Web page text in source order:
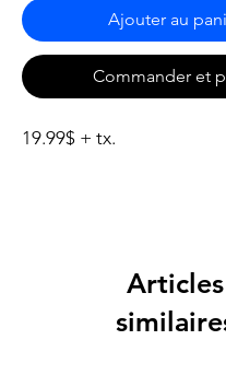
Ajouter au
Commander et
19.99$ + tx.
Articles